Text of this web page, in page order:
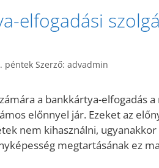
elfogadási
péntek Szerző: advadmin
a bankkártya-elfogadás
előnnyel jár. Ezeket az
nem kihasználni,
megtartásának ez